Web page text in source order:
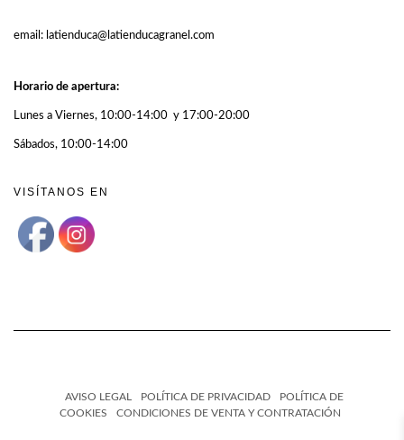
email: latienduca@latienducagranel.com
Horario de apertura:
Lunes a Viernes, 10:00-14:00 y 17:00-20:00
Sábados, 10:00-14:00
VISÍTANOS EN
AVISO LEGAL POLÍTICA DE PRIVACIDAD
POLÍTICA DE
COOKIES
CONDICIONES DE VENTA Y CONTRATACIÓN